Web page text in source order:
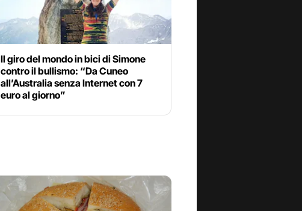
Il giro del mondo in bici di Simone
contro il bullismo: “Da Cuneo
all’Australia senza Internet con 7
euro al giorno”